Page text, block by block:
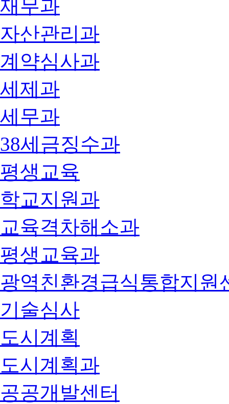
재무과
자산관리과
계약심사과
세제과
세무과
38세금징수과
평생교육
학교지원과
교육격차해소과
평생교육과
광역친환경급식통합지원
기술심사
도시계획
도시계획과
공공개발센터